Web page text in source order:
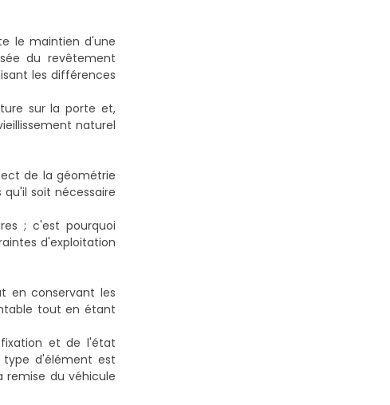
le maintien d'une
du revêtement
les différences
sur la porte et,
naturel
de la géométrie
soit nécessaire
; c'est pourquoi
d'exploitation
en conservant les
tout en étant
et de l'état
d'élément est
du véhicule